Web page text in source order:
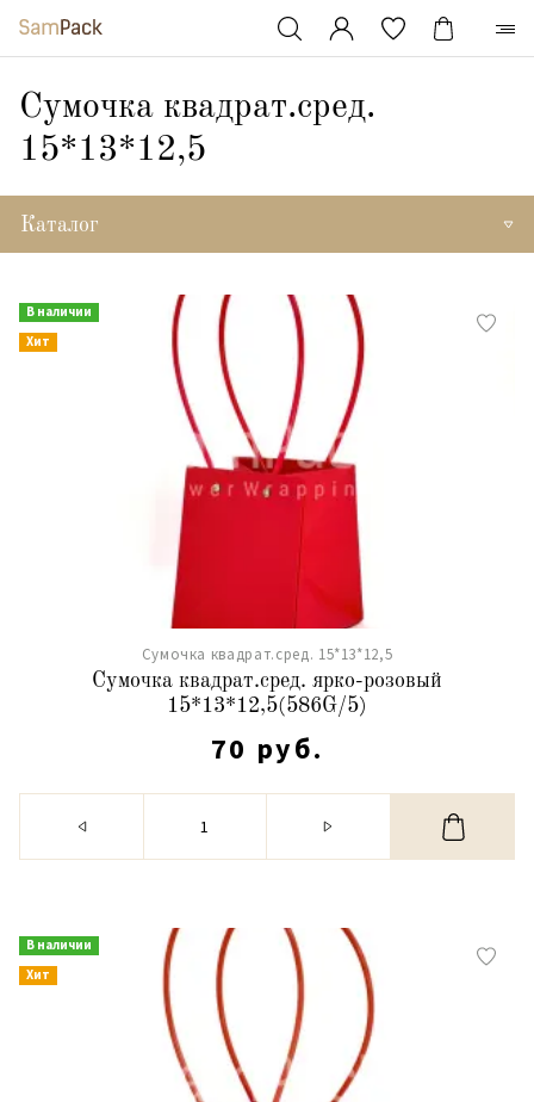
Сумочка квадрат.сред.
15*13*12,5
Каталог
В наличии
Хит
Сумочка квадрат.сред. 15*13*12,5
Сумочка квадрат.сред. ярко-розовый
15*13*12,5(586G/5)
70 руб.
В наличии
Хит